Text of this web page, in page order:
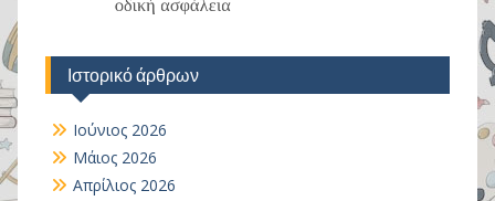
Ιστορικό άρθρων
Ιούνιος 2026
Μάιος 2026
Απρίλιος 2026